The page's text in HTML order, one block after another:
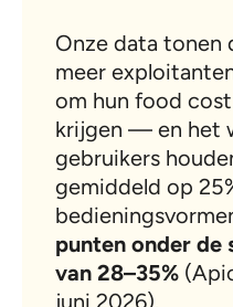
Onze data tonen
meer
om hun food
krijgen — en het
gebruikers
gemiddeld op
punten onder de
van 28–35%
juni 2026).